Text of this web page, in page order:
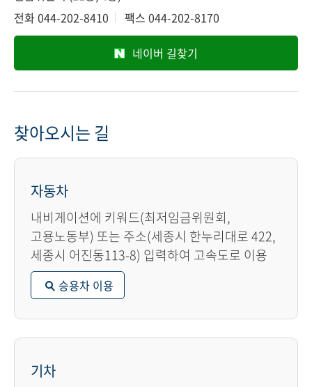
전화044-202-8410 팩스 044-202-8170
네이버 길찾기
찾아오시는 길
자동차
내비게이션에 키워드(최저임금위원회,
고용노동부) 또는 주소(세종시 한누리대로 422,
세종시 어진동113-8) 입력하여 고속도로 이용
승용차 이용
기차